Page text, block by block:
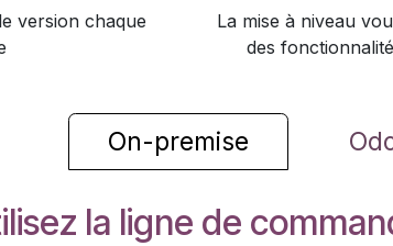
version chaque
La mise à niveau
des
On-premise
la ligne de